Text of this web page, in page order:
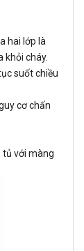
hai lớp là
khỏi cháy.
suốt chiều
cơ chấn
tủ với màng